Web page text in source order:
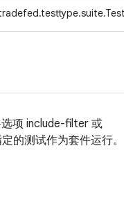
项 include-filter 或
的测试作为套件运行。